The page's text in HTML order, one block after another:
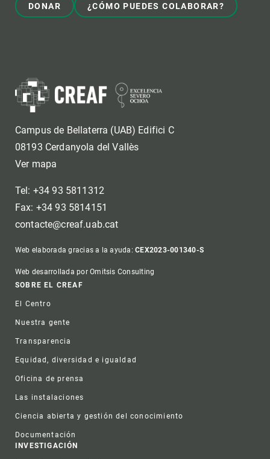
DONAR ¿CÓMO PUEDES COLABORAR?
Campus de Bellaterra (UAB) Edifici C
08193 Cerdanyola del Vallès
Ver mapa
Tel: +34 93 5811312
Fax: +34 93 5814151
contacte@creaf.uab.cat
Web elaborada gracias a la ayuda:CEX2023-001340-S
Web desarrollada por Omitsis Consulting
Footer
SOBRE EL CREAF
El Centro
Nuestra gente
Transparencia
Equidad, diversidad e igualdad
Oficina de prensa
Las instalaciones
Ciencia abierta y gestión del conocimiento
Documentación
INVESTIGACIÓN